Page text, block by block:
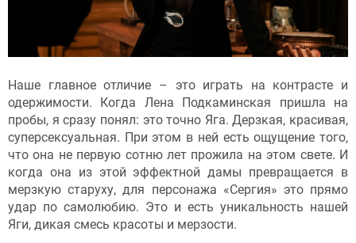
Наше главное отличие – это играть на контрасте и
одержимости. Когда Лена Подкаминская пришла на
пробы, я сразу понял: это точно Яга. Дерзкая, красивая,
суперсексуальная. При этом в ней есть ощущение того,
что она не первую сотню лет прожила на этом свете. И
когда она из этой эффектной дамы превращается в
мерзкую старуху, для персонажа «Сергия» это прямо
удар по самолюбию. Это и есть уникальность нашей
Яги, дикая смесь красоты и мерзости.